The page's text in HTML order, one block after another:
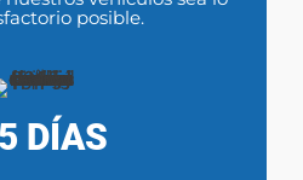
posible.
DÍAS